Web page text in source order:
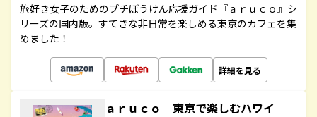
旅好き女子のためのプチぼうけん応援ガイド『ａｒｕｃｏ』シ
リーズの国内版。すてきな非日常を楽しめる東京のカフェを集
めました！
詳細を見る
ａｒｕｃｏ 東京で楽しむハワイ